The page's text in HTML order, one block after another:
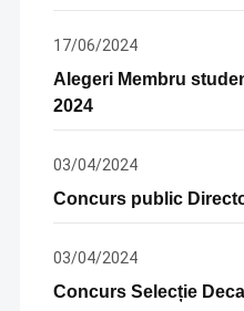
17/06/2024
Alegeri Membru
2024
03/04/2024
Concurs public
03/04/2024
Concurs Selecție